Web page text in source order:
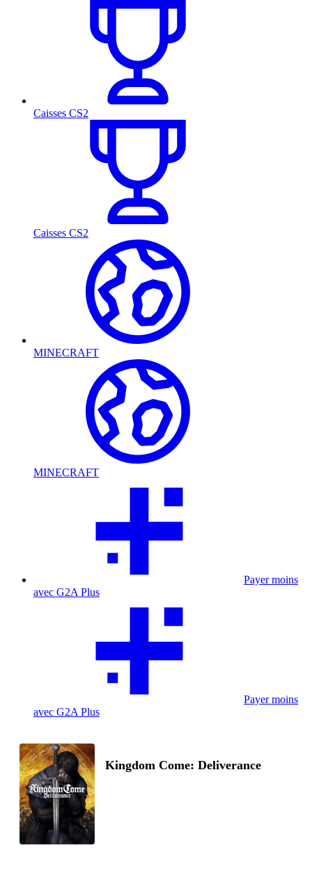
Caisses CS2
Caisses CS2
MINECRAFT
MINECRAFT
Payer moins
avec G2A Plus
Payer moins
avec G2A Plus
Kingdom Come: Deliverance